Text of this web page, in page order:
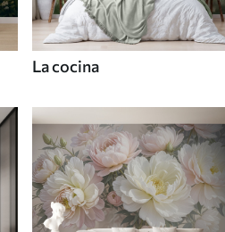
La cocina